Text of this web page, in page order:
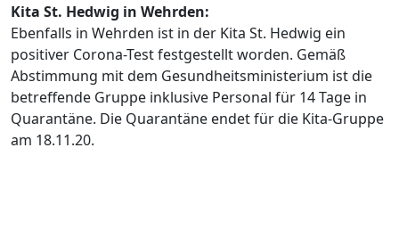
Kita St. Hedwig in Wehrden:
Ebenfalls in Wehrden ist in der Kita St. Hedwig ein
positiver Corona-Test festgestellt worden. Gemäß
Abstimmung mit dem Gesundheitsministerium ist die
betreffende Gruppe inklusive Personal für 14 Tage in
Quarantäne. Die Quarantäne endet für die Kita-Gruppe
am 18.11.20.